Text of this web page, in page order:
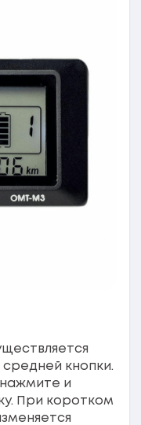
кнопки.
и
При коротком